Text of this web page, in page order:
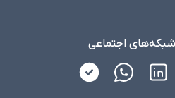
شبکه‌های اجتماعی